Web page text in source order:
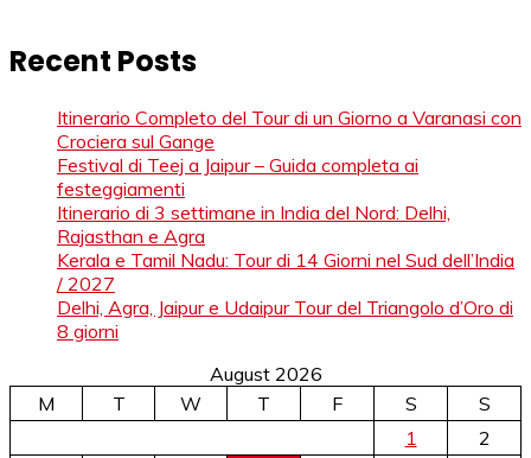
Recent Posts
Itinerario Completo del Tour di un Giorno a Varanasi con
Crociera sul Gange
Festival di Teej a Jaipur – Guida completa ai
festeggiamenti
Itinerario di 3 settimane in India del Nord: Delhi,
Rajasthan e Agra
Kerala e Tamil Nadu: Tour di 14 Giorni nel Sud dell’India
/ 2027
Delhi, Agra, Jaipur e Udaipur Tour del Triangolo d’Oro di
8 giorni
August 2026
M
T W T F S
S
1
2